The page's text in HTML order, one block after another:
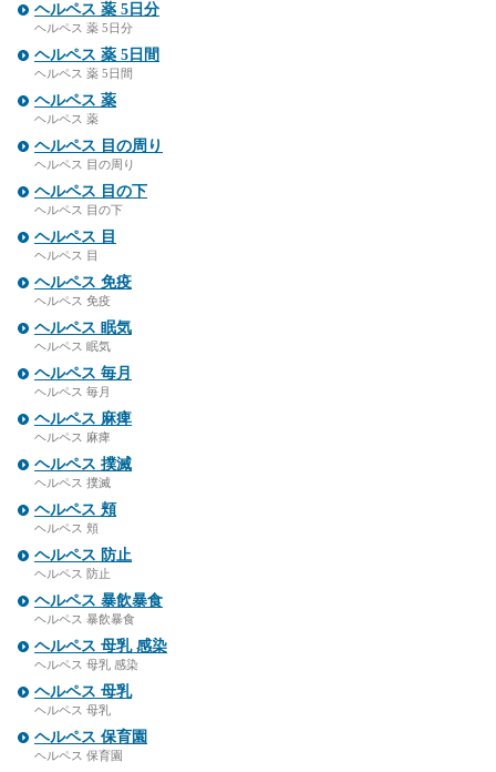
ヘルペス 薬 5日分
ヘルペス 薬 5日分
ヘルペス 薬 5日間
ヘルペス 薬 5日間
ヘルペス 薬
ヘルペス 薬
ヘルペス 目の周り
ヘルペス 目の周り
ヘルペス 目の下
ヘルペス 目の下
ヘルペス 目
ヘルペス 目
ヘルペス 免疫
ヘルペス 免疫
ヘルペス 眠気
ヘルペス 眠気
ヘルペス 毎月
ヘルペス 毎月
ヘルペス 麻痺
ヘルペス 麻痺
ヘルペス 撲滅
ヘルペス 撲滅
ヘルペス 頬
ヘルペス 頬
ヘルペス 防止
ヘルペス 防止
ヘルペス 暴飲暴食
ヘルペス 暴飲暴食
ヘルペス 母乳 感染
ヘルペス 母乳 感染
ヘルペス 母乳
ヘルペス 母乳
ヘルペス 保育園
ヘルペス 保育園